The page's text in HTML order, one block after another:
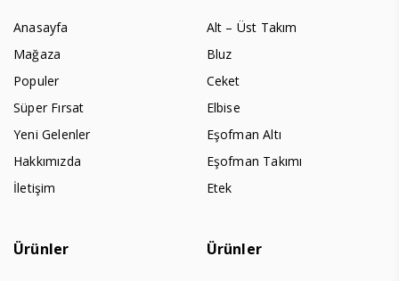
Anasayfa
Mağaza
Populer
Süper Fırsat
Yeni Gelenler
Hakkımızda
İletişim
Alt – Üst Takım
Bluz
Ceket
Elbise
Eşofman Altı
Eşofman Takımı
Etek
Ürünler Ürünler